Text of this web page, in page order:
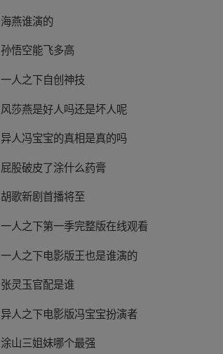
海燕谁演的
孙悟空能飞多高
一人之下自创神技
风莎燕是好人吗还是坏人呢
异人冯宝宝的真相是真的吗
屁股破皮了涂什么药膏
胡歌新剧首播将至
一人之下第一季完整版在线观看
一人之下电影版王也是谁演的
张灵玉官配是谁
异人之下电影版冯宝宝扮演者
涂山三姐妹哪个最强